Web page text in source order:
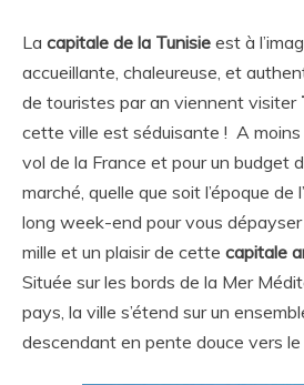
La capitale de la Tunisie est à
accueillante, chaleureuse, et
de touristes par an viennent visiter
cette ville est séduisante ! A moins
vol de la France et pour un budget
marché, quelle que soit l’époque de
long week-end pour vous
mille et un plaisir de cette capitale
Située sur les bords de la Mer
pays, la ville s’étend sur un
descendant en pente douce vers le